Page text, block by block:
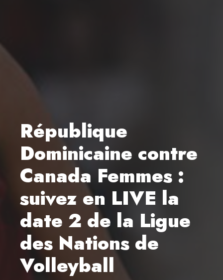
République
Dominicaine contre
Canada Femmes :
suivez en LIVE la
date 2 de la Ligue
des Nations de
Volleyball